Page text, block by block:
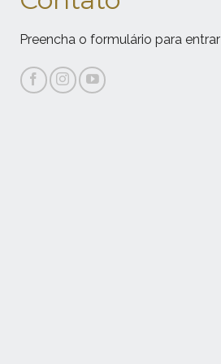
Preencha o formulário para